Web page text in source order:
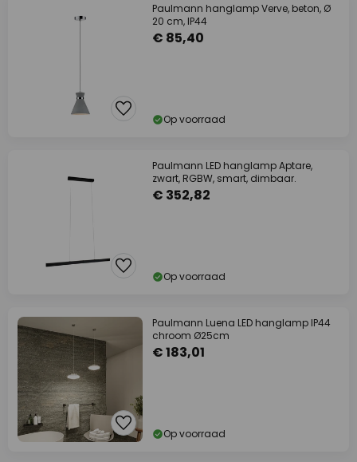
Paulmann hanglamp Verve, beton, Ø
20 cm, IP44
€ 85,40
Op voorraad
Paulmann LED hanglamp Aptare,
zwart, RGBW, smart, dimbaar.
€ 352,82
Op voorraad
Paulmann Luena LED hanglamp IP44
chroom Ø25cm
€ 183,01
Op voorraad